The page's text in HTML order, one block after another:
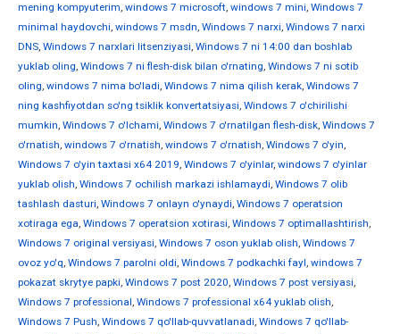
mening kompyuterim, windows 7 microsoft, windows 7 mini, Windows 7
minimal haydovchi, windows 7 msdn, Windows 7 narxi, Windows 7 narxi
DNS, Windows 7 narxlari litsenziyasi, Windows 7 ni 14:00 dan boshlab
yuklab oling, Windows 7 ni flesh-disk bilan o'rnating, Windows 7 ni sotib
oling, windows 7 nima bo'ladi, Windows 7 nima qilish kerak, Windows 7
ning kashfiyotdan so'ng tsiklik konvertatsiyasi, Windows 7 o'chirilishi
mumkin, Windows 7 o'lchami, Windows 7 o'rnatilgan flesh-disk, Windows 7
o'rnatish, windows 7 o'rnatish, windows 7 o'rnatish, Windows 7 o'yin,
Windows 7 o'yin taxtasi x64 2019, Windows 7 o'yinlar, windows 7 o'yinlar
yuklab olish, Windows 7 ochilish markazi ishlamaydi, Windows 7 olib
tashlash dasturi, Windows 7 onlayn o'ynaydi, Windows 7 operatsion
xotiraga ega, Windows 7 operatsion xotirasi, Windows 7 optimallashtirish,
Windows 7 original versiyasi, Windows 7 oson yuklab olish, Windows 7
ovoz yo'q, Windows 7 parolni oldi, Windows 7 podkachki fayl, windows 7
pokazat skrytye papki, Windows 7 post 2020, Windows 7 post versiyasi,
Windows 7 professional, Windows 7 professional x64 yuklab olish,
Windows 7 Push, Windows 7 qo'llab-quvvatlanadi, Windows 7 qo'llab-